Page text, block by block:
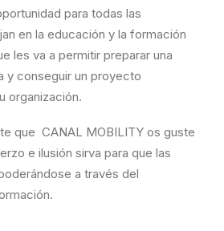
para todas las
en la educación y la formación
les va a permitir preparar una
y conseguir un proyecto
organización.
que CANAL MOBILITY os guste
e ilusión sirva para que las
a través del